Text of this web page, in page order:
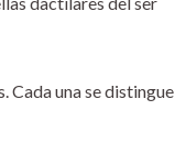
Cada una se distingue